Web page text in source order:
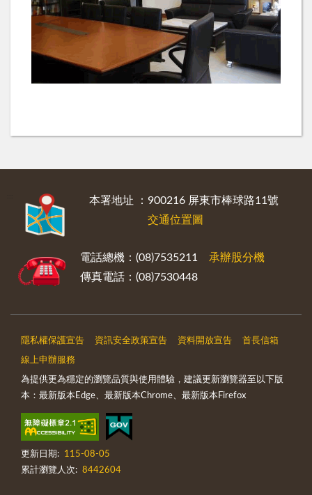
本署地址 ：900216 屏東市棒球路11號
交通位置圖
電話總機：(08)7535211 承辦股分機
傳真電話：(08)7530448
隱私權保護宣告 資訊安全政策宣告 資料開放宣告 首長信箱
線上申辦服務
為提供更為穩定的瀏覽品質與使用體驗，建議更新瀏覽器至以下版
本：最新版本Edge、最新版本Chrome、最新版本Firefox
更新日期:
115-08-05
累計瀏覽人次: 8442604